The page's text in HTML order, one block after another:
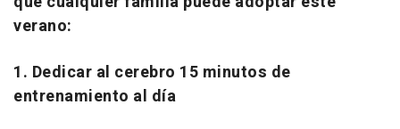
verano:
1. Dedicar al cerebro 15 minutos de
entrenamiento al día